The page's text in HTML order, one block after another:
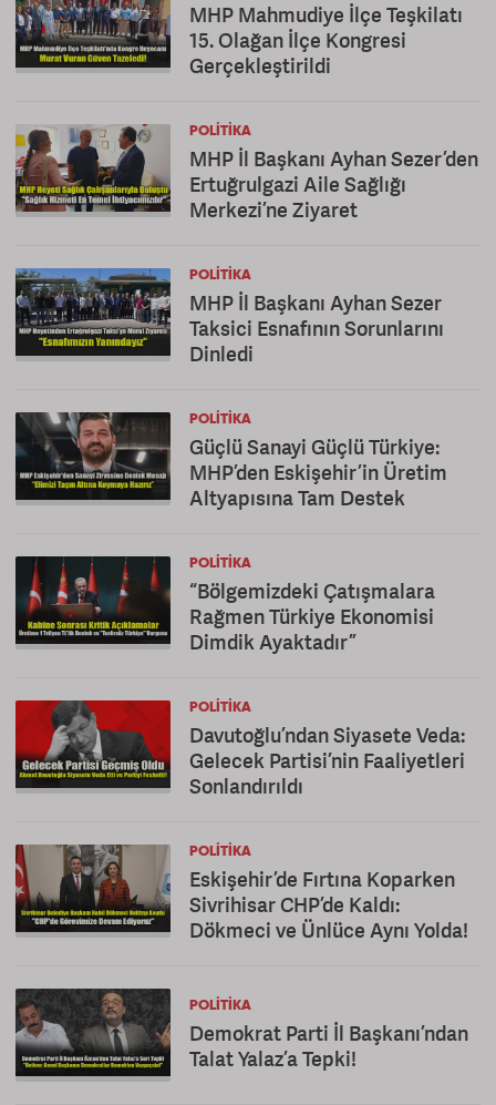
MHP Mahmudiye İlçe Teşkilatı
15. Olağan İlçe Kongresi
Gerçekleştirildi
POLITIKA
MHP İl Başkanı Ayhan Sezer’den
Ertuğrulgazi Aile Sağlığı
Merkezi’ne Ziyaret
POLITIKA
MHP İl Başkanı Ayhan Sezer
Taksici Esnafının Sorunlarını
Dinledi
POLITIKA
Güçlü Sanayi Güçlü Türkiye:
MHP’den Eskişehir’in Üretim
Altyapısına Tam Destek
POLITIKA
“Bölgemizdeki Çatışmalara
Rağmen Türkiye Ekonomisi
Dimdik Ayaktadır”
POLITIKA
Davutoğlu’ndan Siyasete Veda:
Gelecek Partisi’nin Faaliyetleri
Sonlandırıldı
POLITIKA
Eskişehir’de Fırtına Koparken
Sivrihisar CHP’de Kaldı:
Dökmeci ve Ünlüce Aynı Yolda!
POLITIKA
Demokrat Parti İl Başkanı’ndan
Talat Yalaz’a Tepki!